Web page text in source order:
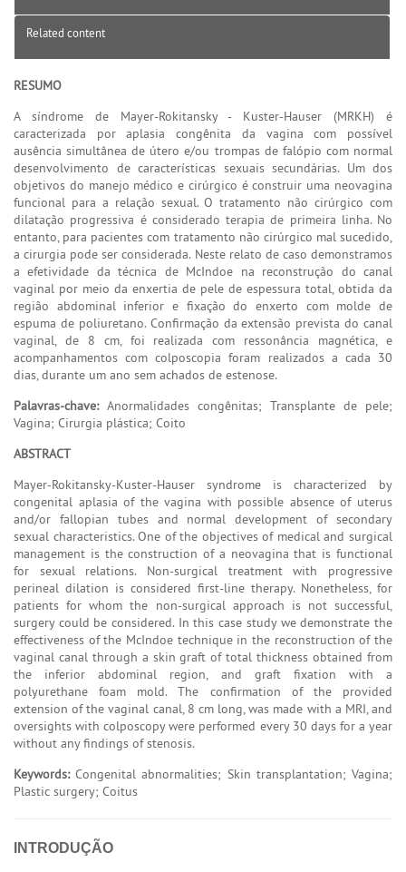
Related content
RESUMO
A síndrome de Mayer-Rokitansky - Kuster-Hauser (MRKH) é
caracterizada por aplasia congênita da vagina com possível
ausência simultânea de útero e/ou trompas de falópio com normal
desenvolvimento de características sexuais secundárias. Um dos
objetivos do manejo médico e cirúrgico é construir uma neovagina
funcional para a relação sexual. O tratamento não cirúrgico com
dilatação progressiva é considerado terapia de primeira linha. No
entanto, para pacientes com tratamento não cirúrgico mal sucedido,
a cirurgia pode ser considerada. Neste relato de caso demonstramos
a efetividade da técnica de McIndoe na reconstrução do canal
vaginal por meio da enxertia de pele de espessura total, obtida da
região abdominal inferior e fixação do enxerto com molde de
espuma de poliuretano. Confirmação da extensão prevista do canal
vaginal, de 8 cm, foi realizada com ressonância magnética, e
acompanhamentos com colposcopia foram realizados a cada 30
dias, durante um ano sem achados de estenose.
Palavras-chave:Anormalidades congênitas; Transplante de pele;
Vagina; Cirurgia plástica; Coito
ABSTRACT
Mayer-Rokitansky-Kuster-Hauser syndrome is characterized by
congenital aplasia of the vagina with possible absence of uterus
and/or fallopian tubes and normal development of secondary
sexual characteristics. One of the objectives of medical and surgical
management is the construction of a neovagina that is functional
for sexual relations. Non-surgical treatment with progressive
perineal dilation is considered first-line therapy. Nonetheless, for
patients for whom the non-surgical approach is not successful,
surgery could be considered. In this case study we demonstrate the
effectiveness of the McIndoe technique in the reconstruction of the
vaginal canal through a skin graft of total thickness obtained from
the inferior abdominal region, and graft fixation with a
polyurethane foam mold. The confirmation of the provided
extension of the vaginal canal, 8 cm long, was made with a MRI, and
oversights with colposcopy were performed every 30 days for a year
without any findings of stenosis.
Keywords:Congenital abnormalities; Skin transplantation; Vagina;
Plastic surgery; Coitus
INTRODUÇÃO